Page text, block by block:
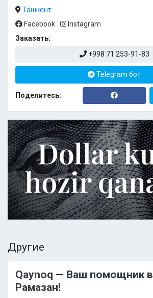
Ташкент
Facebook
Instagram
Заказать:
+998 71 253-91-83
Telegram бот
Поделитесь:
Другие
Qaynoq — Ваш помощник в
Рамазан!